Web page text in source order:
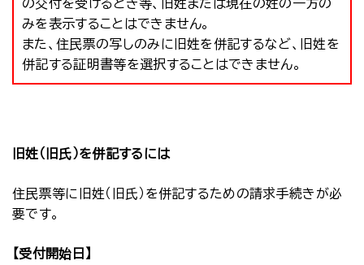
の交付を受けるとき等、旧姓または現在の姓の一方の
みを表示することはできません。
また、住民票の写しのみに旧姓を併記するなど、旧姓を
併記する証明書等を選択することはできません。
旧姓（旧氏）を併記するには
住民票等に旧姓（旧氏）を併記するための請求手続きが必
要です。
【受付開始日】